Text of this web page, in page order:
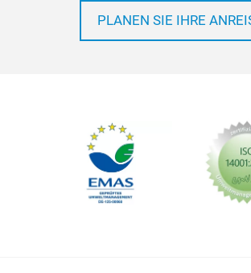
PLANEN SIE IHRE